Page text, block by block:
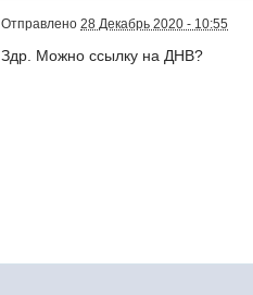
Отправлено28 Декабрь 2020 - 10:55
Здр. Можно ссылку на ДНВ?